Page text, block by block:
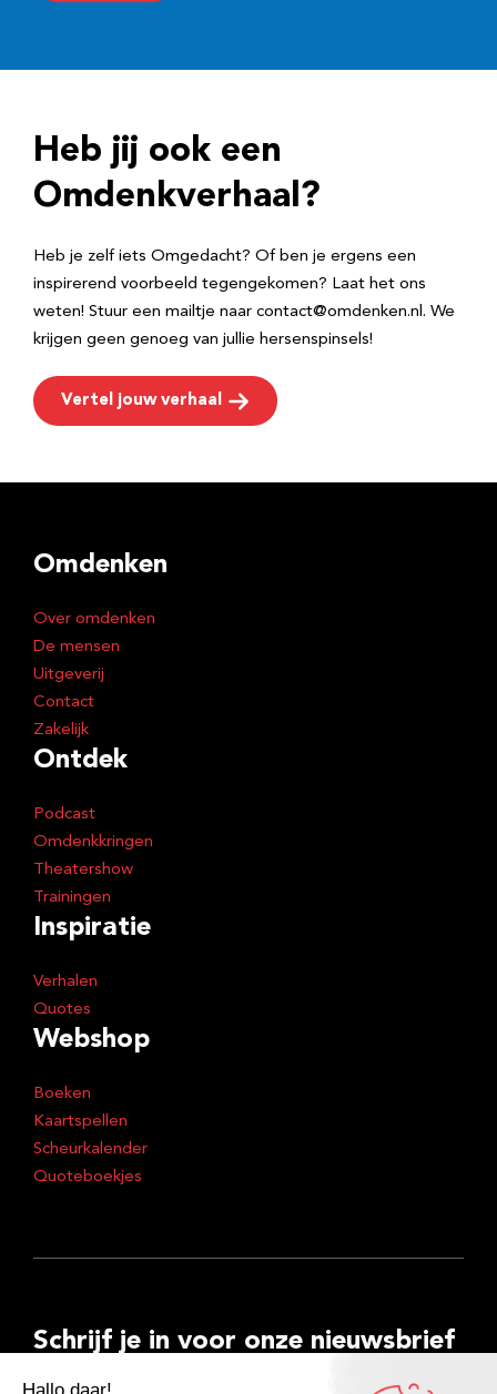
r
e
Heb jij ook een
Omdenkverhaal?
Heb je zelf iets Omgedacht? Of ben je ergens een
inspirerend voorbeeld tegengekomen? Laat het ons
weten! Stuur een mailtje naar contact@omdenken.nl. We
krijgen geen genoeg van jullie hersenspinsels!
Vertel jouw verhaal
Omdenken
Over omdenken
De mensen
Uitgeverij
Contact
Zakelijk
Ontdek
Podcast
Omdenkkringen
Theatershow
Trainingen
Inspiratie
Verhalen
Quotes
Webshop
Boeken
Kaartspellen
Scheurkalender
Quoteboekjes
Schrijf je in voor onze nieuwsbrief